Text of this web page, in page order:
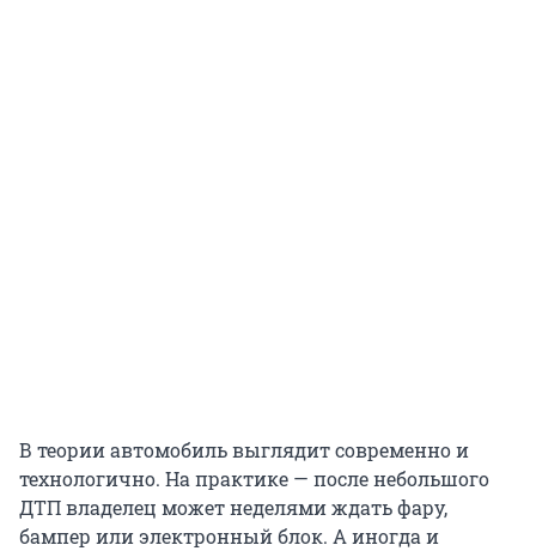
В теории автомобиль выглядит современно и
технологично. На практике — после небольшого
ДТП владелец может неделями ждать фару,
бампер или электронный блок. А иногда и